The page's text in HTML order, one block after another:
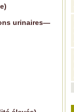
urinaires—